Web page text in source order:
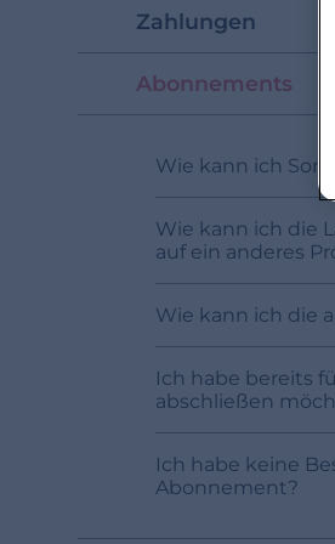
Zahlungen
Abonnements
Wie kann ich
Wie kann ich die
auf ein anderes
Wie kann ich die
Ich habe bereits
abschließen
Ich habe keine
Abonnement?